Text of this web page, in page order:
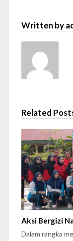
Written by
Related
Aksi Bergizi
Dalam rangka